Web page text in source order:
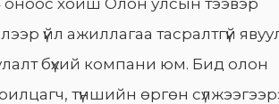
хойш Олон улсын тээвэр
үйл ажиллагаа тасралтгүй
бүхий компани юм. Бид олон
түншийн өргөн